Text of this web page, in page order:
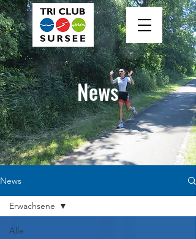
News
News
Alle
Erwachsene